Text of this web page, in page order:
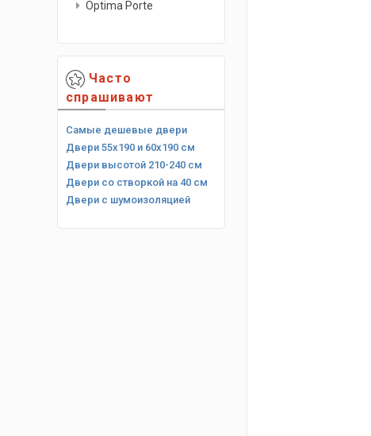
Optima Porte
Часто
спрашивают
Самые дешевые двери
Двери 55х190 и 60х190 см
Двери высотой 210-240 см
Двери со створкой на 40 см
Двери с шумоизоляцией